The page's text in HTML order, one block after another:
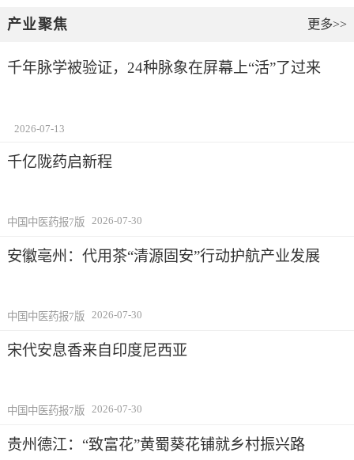
产业聚焦 更多>>
千年脉学被验证，24种脉象在屏幕上“活”了过来
2026-07-13
千亿陇药启新程
中国中医药报7版 2026-07-30
安徽亳州：代用茶“清源固安”行动护航产业发展
中国中医药报7版 2026-07-30
宋代安息香来自印度尼西亚
中国中医药报7版 2026-07-30
贵州德江：“致富花”黄蜀葵花铺就乡村振兴路